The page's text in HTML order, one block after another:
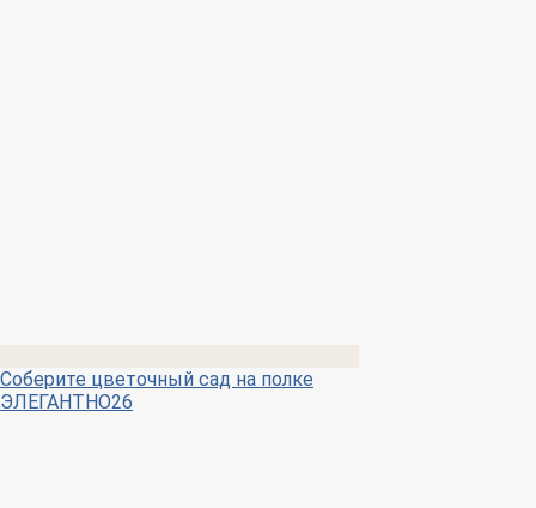
Соберите цветочный сад на полке
ЭЛЕГАНТНО26